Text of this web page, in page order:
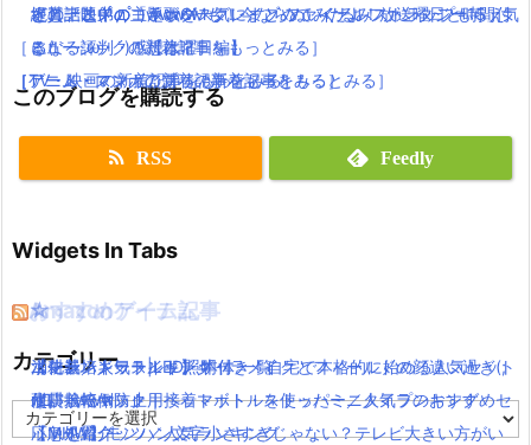
堤真一と弟のコラボCMも！今ならぬいぐるみストラップもらえ
る！
［TV・映画の新着記事をもっとみる］
絶賛上映中の「キングスグレイブ ファイナルファンタジー15」気
になる評判・感想は？
［ゲーム・スマホアプリの新着記事をもっとみる］
どのアニメの主題歌を一気にまとめてみたよ！放送曜日と時間付
き(｀・ω・´)！【木曜日編】
［アニメ・マンガの新着記事をもっとみる］
ぎと話題( ﾟдﾟ )wwww
［ミュージックの新着記事をもっとみる］
このブログを購読する
RSS Feedly
Widgets In Tabs
おすすめゲーム記事
【モンハンワールド】キャラメイクとフィールドの顔違い過ぎ(;
´Д｀)www
【MHW】モンハン文字小さすぎじゃない？テレビ大きい方がい
Amazonアイテム
水耕栽培キット|LED照明付き！自宅で本格的に始める人気セット
水耕栽培キット｜ペットボトルを使ったミニタイプのおすすめセ
ットを紹介
☆
ニンテンドースイッチ 本体 一覧
使い捨てマスク
☆
消化器／人気ランキング
耐震・転倒防止用接着マット・ストッパー／人気ランキング
応急処置グッツ／人気ランキング
☆
カテゴリー
カ
テ